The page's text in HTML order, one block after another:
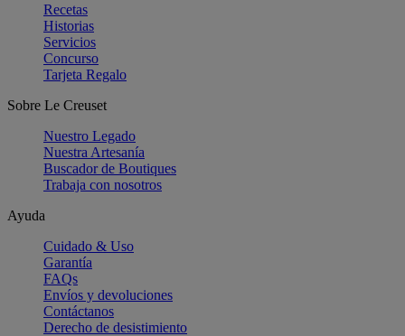
Recetas
Historias
Servicios
Concurso
Tarjeta Regalo
Sobre Le Creuset
Nuestro Legado
Nuestra Artesanía
Buscador de Boutiques
Trabaja con nosotros
Ayuda
Cuidado & Uso
Garantía
FAQs
Envíos y devoluciones
Contáctanos
Derecho de desistimiento